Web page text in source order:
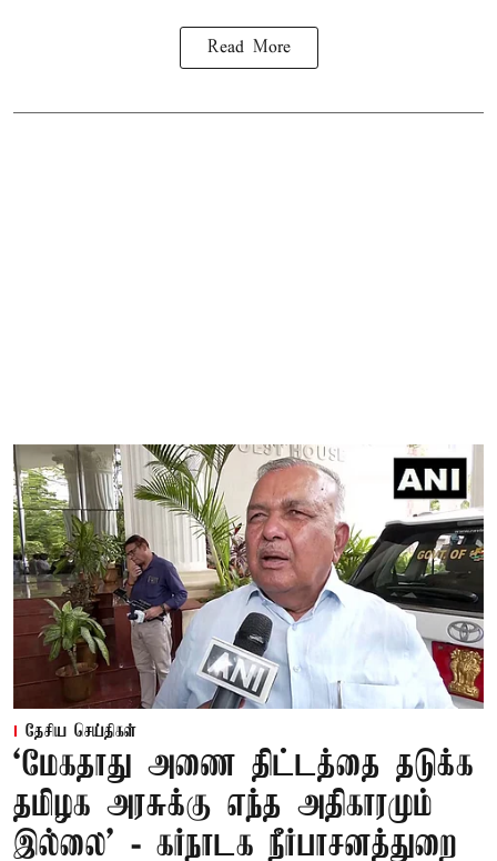
Read More
தேசிய செய்திகள்
‘மேகதாது அணை திட்டத்தை தடுக்க
தமிழக அரசுக்கு எந்த அதிகாரமும்
இல்லை’ - கர்நாடக நீர்பாசனத்துறை